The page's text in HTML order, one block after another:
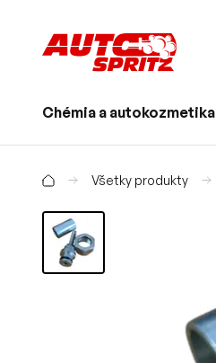
Chémia a autokozmetika
Všetky produkty